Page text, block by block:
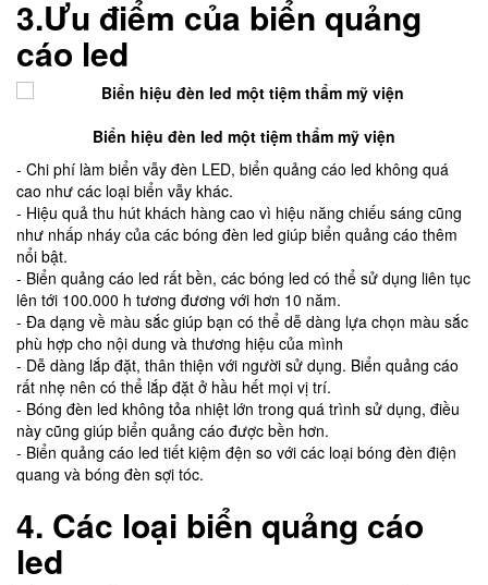
3.Ưu điểm của biển quảng
cáo led
Biển hiệu đèn led một tiệm thẩm mỹ viện
- Chi phí làm biển vẫy đèn LED, biển quảng cáo led không quá
cao như các loại biển vẫy khác.
- Hiệu quả thu hút khách hàng cao vì hiệu năng chiếu sáng cũng
như nhấp nháy của các bóng đèn led giúp biển quảng cáo thêm
nổi bật.
- Biển quảng cáo led rất bền, các bóng led có thể sử dụng liên tục
lên tới 100.000 h tương đương với hơn 10 năm.
- Đa dạng về màu sắc giúp bạn có thể dễ dàng lựa chọn màu sắc
phù hợp cho nội dung và thương hiệu của mình
- Dễ dàng lắp đặt, thân thiện với người sử dụng. Biển quảng cáo
rất nhẹ nên có thể lắp đặt ở hầu hết mọi vị trí.
- Bóng đèn led không tỏa nhiệt lớn trong quá trình sử dụng, điều
này cũng giúp biển quảng cáo được bền hơn.
- Biển quảng cáo led tiết kiệm đện so với các loại bóng đèn điện
quang và bóng đèn sợi tóc.
4. Các loại biển quảng cáo
led